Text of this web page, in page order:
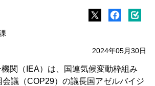
2024年05月30日
関（IEA）は、国連気候変動枠組み
議（COP29）の議長国アゼルバイジ